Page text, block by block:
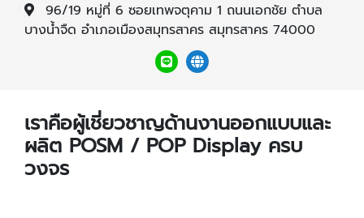
96/19 หมู่ที่ 6 ซอยเทพจตุคาม 1 ถนนเอกชัย ตำบล
บางน้ำจืด อำเภอเมืองสมุทรสาคร สมุทรสาคร 74000
เราคือผู้เชี่ยวชาญด้านงานออกแบบและ
ผลิต POSM / POP Display ครบ
วงจร